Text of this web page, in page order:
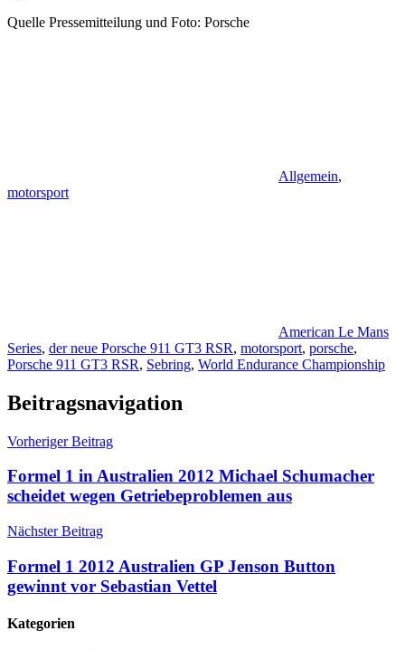
Quelle Pressemitteilung und Foto: Porsche
Allgemein,
motorsport
American Le Mans
Series, der neue Porsche 911 GT3 RSR, motorsport, porsche,
Porsche 911 GT3 RSR, Sebring, World Endurance Championship
Beitragsnavigation
Vorheriger Beitrag
Formel 1 in Australien 2012 Michael Schumacher
scheidet wegen Getriebeproblemen aus
Nächster Beitrag
Formel 1 2012 Australien GP Jenson Button
gewinnt vor Sebastian Vettel
Kategorien